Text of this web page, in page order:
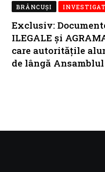
BRÂNCUŞI
Exclusiv:
ILEGALE și
care autoritățile
de lângă